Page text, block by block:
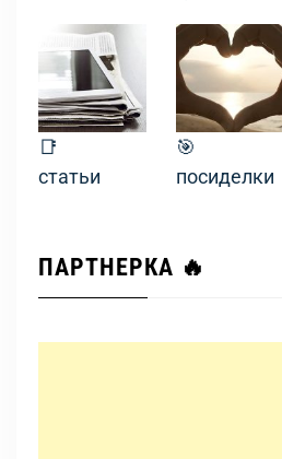
📑
статьи
🎯
посиделки
ПАРТНЕРКА 🔥